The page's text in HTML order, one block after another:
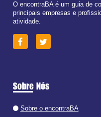
O encontraBA é um guia de
principais empresas e
atividade.
Sobre Nós
Sobre o encontraBA